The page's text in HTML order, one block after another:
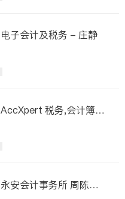
电子会计及税务 - 庄静
AccXpert 税务,会计簿记,
永安会计事务所 周陈中